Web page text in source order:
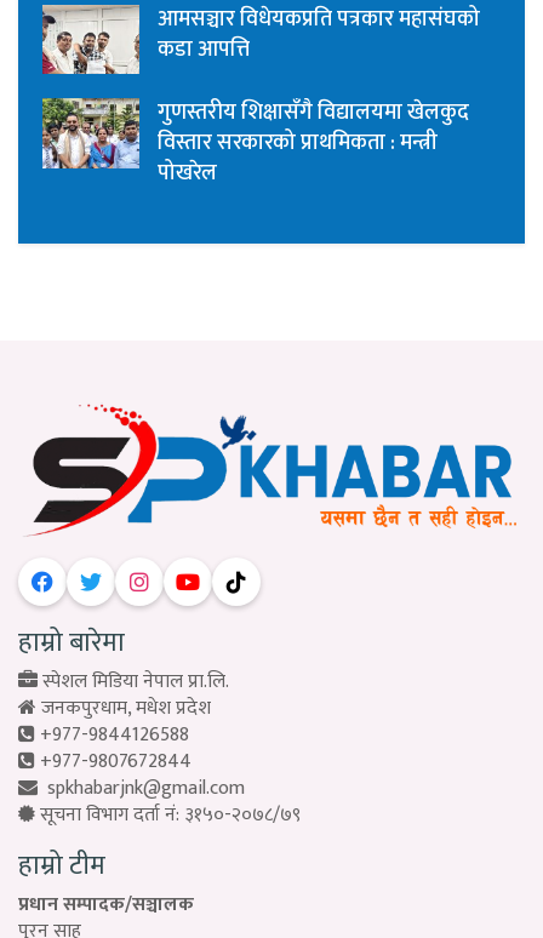
आमसञ्चार विधेयकप्रति पत्रकार महासंघको
कडा आपत्ति
गुणस्तरीय शिक्षासँगै विद्यालयमा खेलकुद
विस्तार सरकारको प्राथमिकता : मन्त्री
पोखरेल
हाम्रो बारेमा
स्पेशल मिडिया नेपाल प्रा.लि.
जनकपुरधाम, मधेश प्रदेश
+977-9844126588
+977-9807672844
spkhabarjnk@gmail.com
सूचना विभाग दर्ता नं: ३१५०-२०७८/७९
हाम्रो टीम
प्रधान सम्पादक/सञ्चालक
पुरन साह